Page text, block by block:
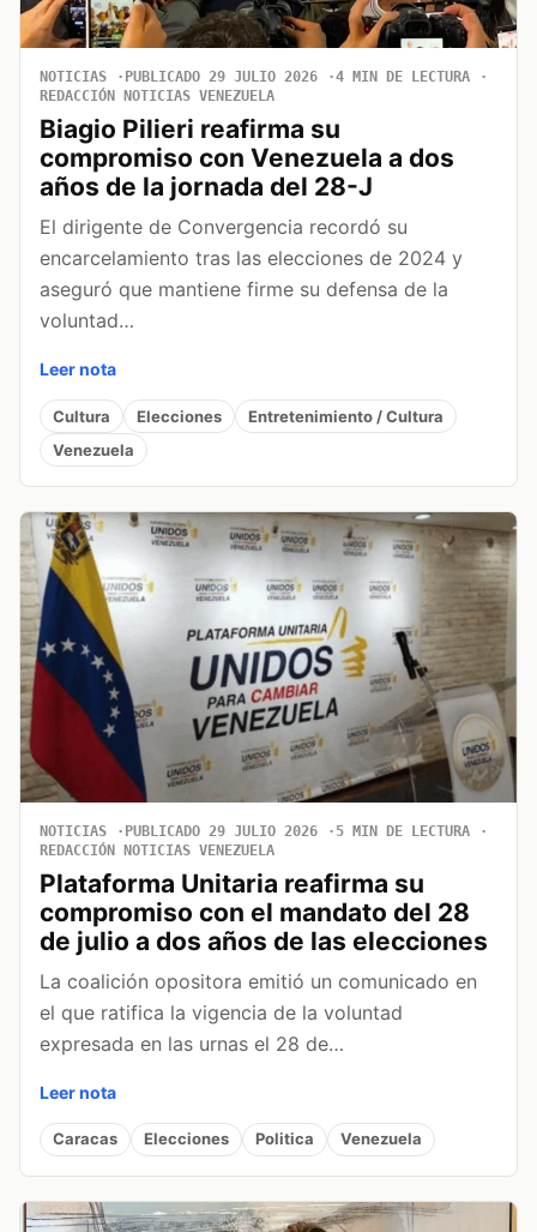
NOTICIAS PUBLICADO 29 JULIO 2026
4 MIN DE LECTURA
REDACCIÓN NOTICIAS VENEZUELA
Biagio Pilieri reafirma su
compromiso con Venezuela a dos
años de la jornada del 28-J
El dirigente de Convergencia recordó su
encarcelamiento tras las elecciones de 2024 y
aseguró que mantiene firme su defensa de la
voluntad…
Leer nota
Cultura Elecciones
Entretenimiento / Cultura
Venezuela
NOTICIAS PUBLICADO 29 JULIO 2026
5 MIN DE LECTURA
REDACCIÓN NOTICIAS VENEZUELA
Plataforma Unitaria reafirma su
compromiso con el mandato del 28
de julio a dos años de las elecciones
La coalición opositora emitió un comunicado en
el que ratifica la vigencia de la voluntad
expresada en las urnas el 28 de…
Leer nota
Caracas Elecciones Politica Venezuela